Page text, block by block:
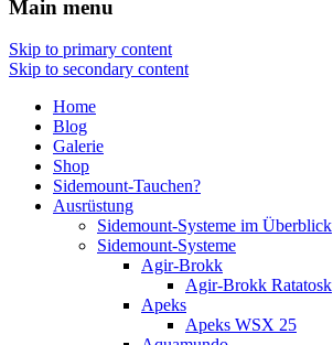
Main menu
Skip to primary content
Skip to secondary content
Home
Blog
Galerie
Shop
Sidemount-Tauchen?
Ausrüstung
Sidemount-Systeme im Überblick
Sidemount-Systeme
Agir-Brokk
Agir-Brokk Ratatosk
Apeks
Apeks WSX 25